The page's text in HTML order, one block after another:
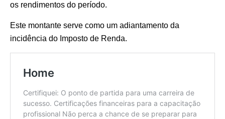
os rendimentos do período.
Este montante serve como um adiantamento da
incidência do Imposto de Renda.